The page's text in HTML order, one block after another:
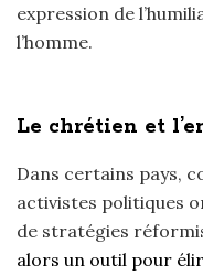
expression de
l’homme.
Le chrétien et
Dans certains pays,
activistes politiques
de stratégies
alors un outil pour